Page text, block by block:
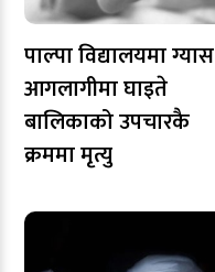
पाल्पा विद्यालयमा ग्यास
आगलागीमा घाइते
बालिकाको उपचारकै
क्रममा मृत्यु